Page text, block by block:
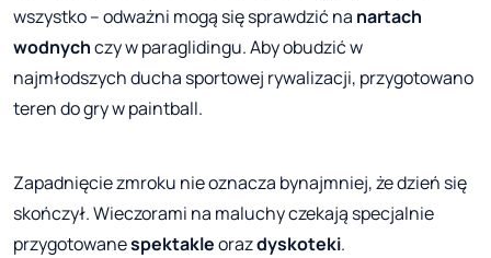
wszystko – odważni mogą się sprawdzić na nartach
wodnychczy w paraglidingu. Aby obudzić w
najmłodszych ducha sportowej rywalizacji, przygotowano
teren do gry w paintball.
Zapadnięcie zmroku nie oznacza bynajmniej, że dzień się
skończył. Wieczorami na maluchy czekają specjalnie
przygotowanespektakleorazdyskoteki.